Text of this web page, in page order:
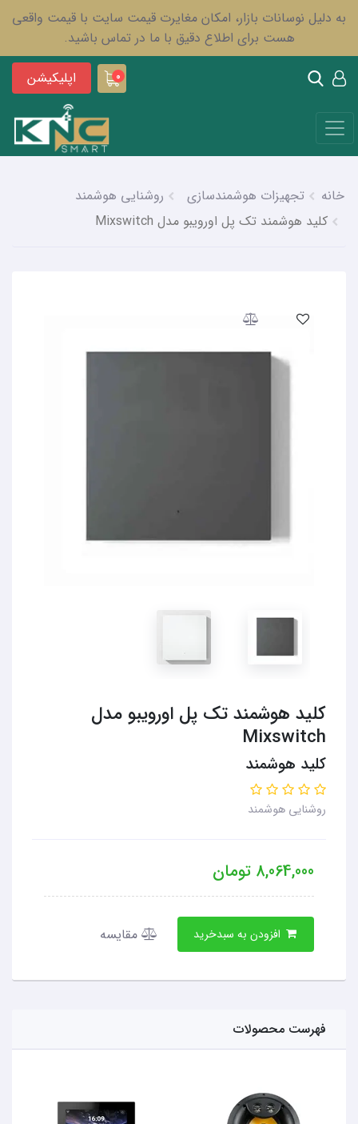
به دلیل نوسانات بازار، امکان مغایرت قیمت سایت با قیمت واقعی
هست برای اطلاع دقیق با ما در تماس باشید.
0 اپلیکیشن
خانه تجهیزات هوشمندسازی
روشنایی هوشمند
کلید هوشمند تک پل اورویبو مدل Mixswitch
کلید هوشمند تک پل اورویبو مدل
Mixswitch
کلید هوشمند
روشنایی هوشمند
8,064,000 تومان
مقایسه
فهرست محصولات